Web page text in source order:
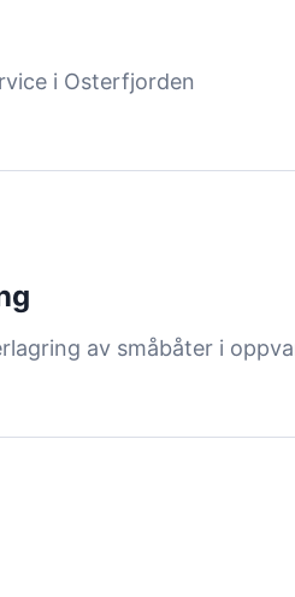
i Osterfjorden
av småbåter i